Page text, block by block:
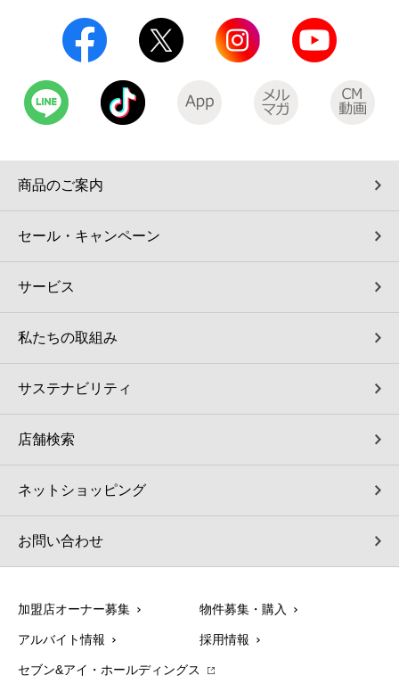
モバイルバッテリーシェアリング（店舗限定）
モバイルWi-Fiバッテリーシェアリング（店舗限定）
商品のご案内
セール・キャンペーン
サービス
私たちの取組み
サステナビリティ
店舗検索
ネットショッピング
お問い合わせ
加盟店オーナー募集 物件募集・購入
アルバイト情報 採用情報
セブン&アイ・ホールディングス